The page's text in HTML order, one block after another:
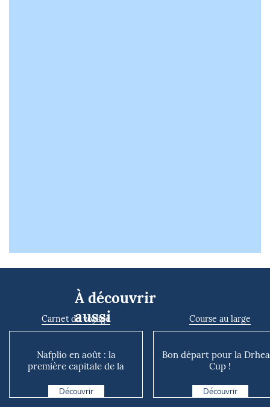
À découvrir
aussi
Carnet de voyage
Nafplio en août : la
première capitale de la
et ...
Découvrir
Course au large
Bon départ pour la
Cup !
Découvrir